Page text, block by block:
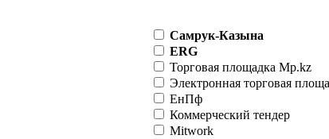
Самрук-Казына
ERG
Торговая площадка Mp.kz
Электронная торговая
ЕнПф
Коммерческий тендер
Mitwork